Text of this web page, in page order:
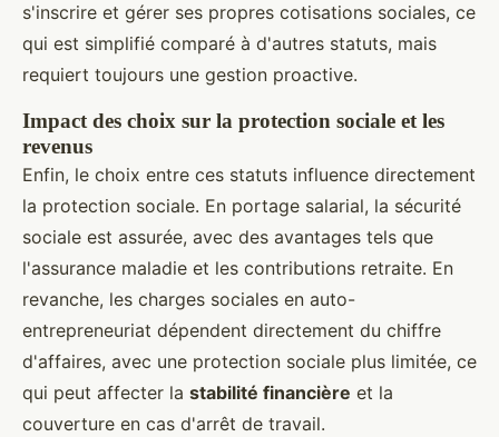
s'inscrire et gérer ses propres cotisations sociales, ce
qui est simplifié comparé à d'autres statuts, mais
requiert toujours une gestion proactive.
Impact des choix sur la protection sociale et les
revenus
Enfin, le choix entre ces statuts influence directement
la protection sociale. En portage salarial, la sécurité
sociale est assurée, avec des avantages tels que
l'assurance maladie et les contributions retraite. En
revanche, les charges sociales en auto-
entrepreneuriat dépendent directement du chiffre
d'affaires, avec une protection sociale plus limitée, ce
qui peut affecter la stabilité financière et la
couverture en cas d'arrêt de travail.